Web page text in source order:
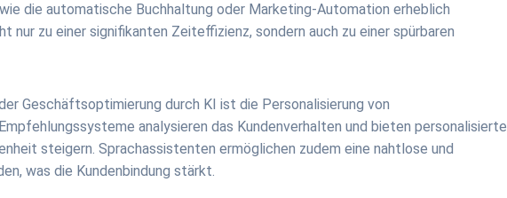
die automatische Buchhaltung oder Marketing-Automation erheblich
nur zu einer signifikanten Zeiteffizienz, sondern auch zu einer spürbaren
Geschäftsoptimierung durch KI ist die Personalisierung von
analysieren das Kundenverhalten und bieten personalisierte
steigern. Sprachassistenten ermöglichen zudem eine nahtlose und
was die Kundenbindung stärkt.